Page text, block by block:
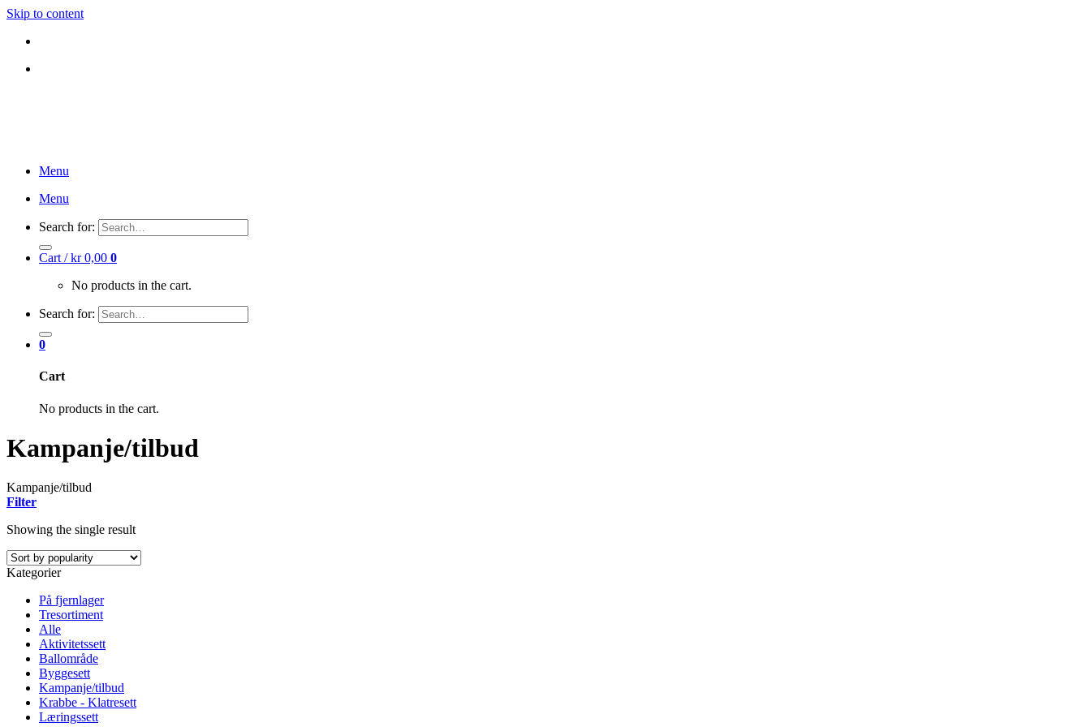
Skip to content
Menu
Menu
Search for:
Cart /kr0,00 0
No products in the cart.
Search for:
0
Cart
No products in the cart.
Kampanje/tilbud
Kampanje/tilbud
Filter
Showing the single result
Kategorier
På fjernlager
Tresortiment
Alle
Aktivitetssett
Ballområde
Byggesett
Kampanje/tilbud
Krabbe - Klatresett
Læringssett